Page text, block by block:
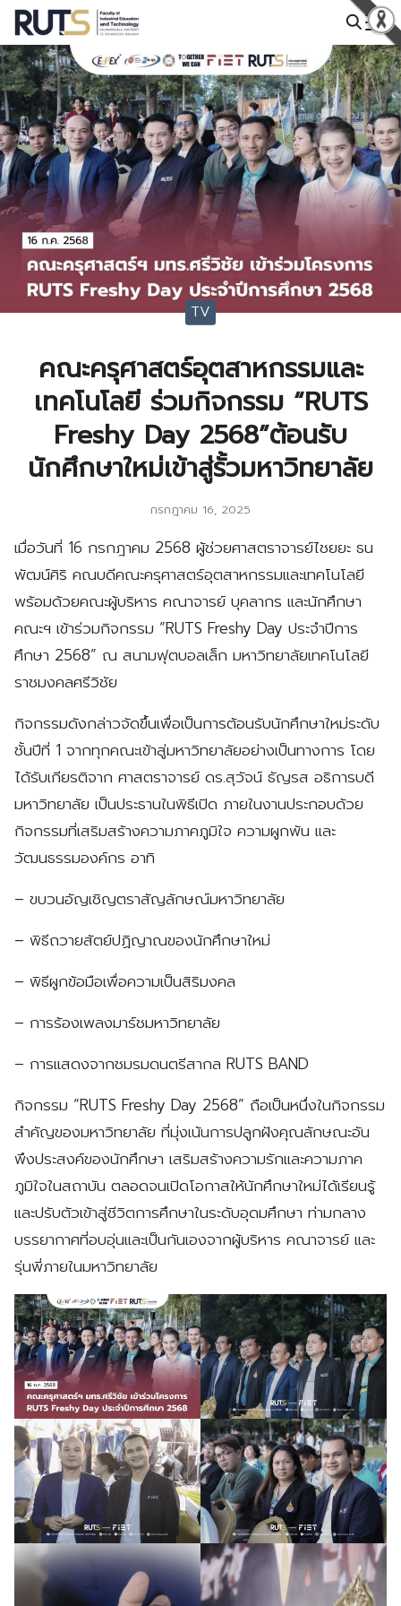
Skip
content
Search
for:
TV
คณะครุศาสตร์อุตสาหกรรมและ
เทคโนโลยี ร่วมกิจกรรม “RUTS
Freshy Day 2568”ต้อนรับ
นักศึกษาใหม่เข้าสู่รั้วมหาวิทยาลัย
กรกฎาคม 16, 2025
เมื่อวันที่ 16 กรกฎาคม 2568 ผู้ช่วยศาสตราจารย์ไชยยะ ธน
พัฒน์ศิริ คณบดีคณะครุศาสตร์อุตสาหกรรมและเทคโนโลยี
พร้อมด้วยคณะผู้บริหาร คณาจารย์ บุคลากร และนักศึกษา
คณะฯ เข้าร่วมกิจกรรม “RUTS Freshy Day ประจำปีการ
ศึกษา 2568” ณ สนามฟุตบอลเล็ก มหาวิทยาลัยเทคโนโลยี
ราชมงคลศรีวิชัย
กิจกรรมดังกล่าวจัดขึ้นเพื่อเป็นการต้อนรับนักศึกษาใหม่ระดับ
ชั้นปีที่ 1 จากทุกคณะเข้าสู่มหาวิทยาลัยอย่างเป็นทางการ โดย
ได้รับเกียรติจาก ศาสตราจารย์ ดร.สุวัจน์ ธัญรส อธิการบดี
มหาวิทยาลัย เป็นประธานในพิธีเปิด ภายในงานประกอบด้วย
กิจกรรมที่เสริมสร้างความภาคภูมิใจ ความผูกพัน และ
วัฒนธรรมองค์กร อาทิ
– ขบวนอัญเชิญตราสัญลักษณ์มหาวิทยาลัย
– พิธีถวายสัตย์ปฏิญาณของนักศึกษาใหม่
– พิธีผูกข้อมือเพื่อความเป็นสิริมงคล
– การร้องเพลงมาร์ชมหาวิทยาลัย
– การแสดงจากชมรมดนตรีสากล RUTS BAND
กิจกรรม “RUTS Freshy Day 2568” ถือเป็นหนึ่งในกิจกรรม
สำคัญของมหาวิทยาลัย ที่มุ่งเน้นการปลูกฝังคุณลักษณะอัน
พึงประสงค์ของนักศึกษา เสริมสร้างความรักและความภาค
ภูมิใจในสถาบัน ตลอดจนเปิดโอกาสให้นักศึกษาใหม่ได้เรียนรู้
และปรับตัวเข้าสู่ชีวิตการศึกษาในระดับอุดมศึกษา ท่ามกลาง
บรรยากาศที่อบอุ่นและเป็นกันเองจากผู้บริหาร คณาจารย์ และ
รุ่นพี่ภายในมหาวิทยาลัย